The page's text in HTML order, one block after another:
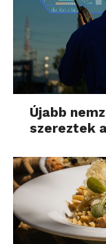
Újabb
szereztek